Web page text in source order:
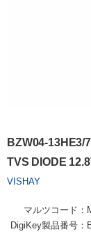
BZW04-13HE3/
TVS DIODE
VISHAY
マルツコード：
DigiKey製品番号：